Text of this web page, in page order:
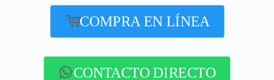
COMPRA EN LÍNEA
CONTACTO DIRECTO